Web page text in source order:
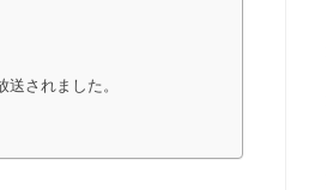
されました。